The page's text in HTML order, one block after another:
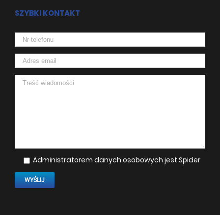
SZYBKI KONTAKT
Administratorem danych osobowych jest Spider